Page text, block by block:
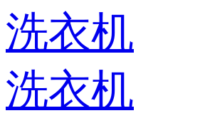
洗衣机
洗衣机